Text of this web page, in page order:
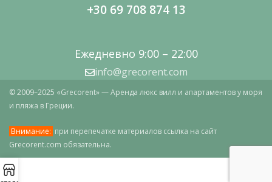
+30 69 708 874 13
Ежедневно 9:00 – 22:00
info@grecorent.com
© 2009–2025 «Grecorent» — Аренда люкс вилл и апартаментов у моря
и пляжа в Греции.
Внимание: при перепечатке материалов ссылка на сайт
Grecorent.com обязательна.